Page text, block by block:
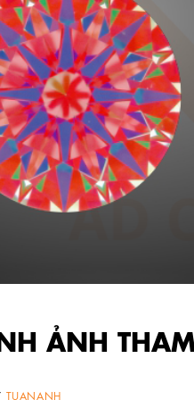
ẢNH
TUANANH